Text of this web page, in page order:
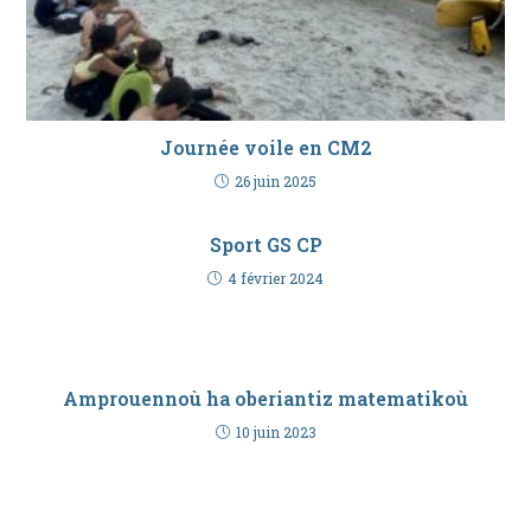
Journée voile en CM2
26 juin 2025
Sport GS CP
4 février 2024
Amprouennoù ha oberiantiz matematikoù
10 juin 2023